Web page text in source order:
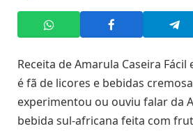
Receita de Amarula Caseira Fácil
é fã de licores e bebidas
experimentou ou ouviu falar da
bebida sul-africana feita com